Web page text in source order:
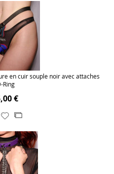
liste
d’envie
comparateur
en cuir souple noir avec attaches
Ring
€
Ajouter
ma
liste
d’envie
Ajouter
comparateur